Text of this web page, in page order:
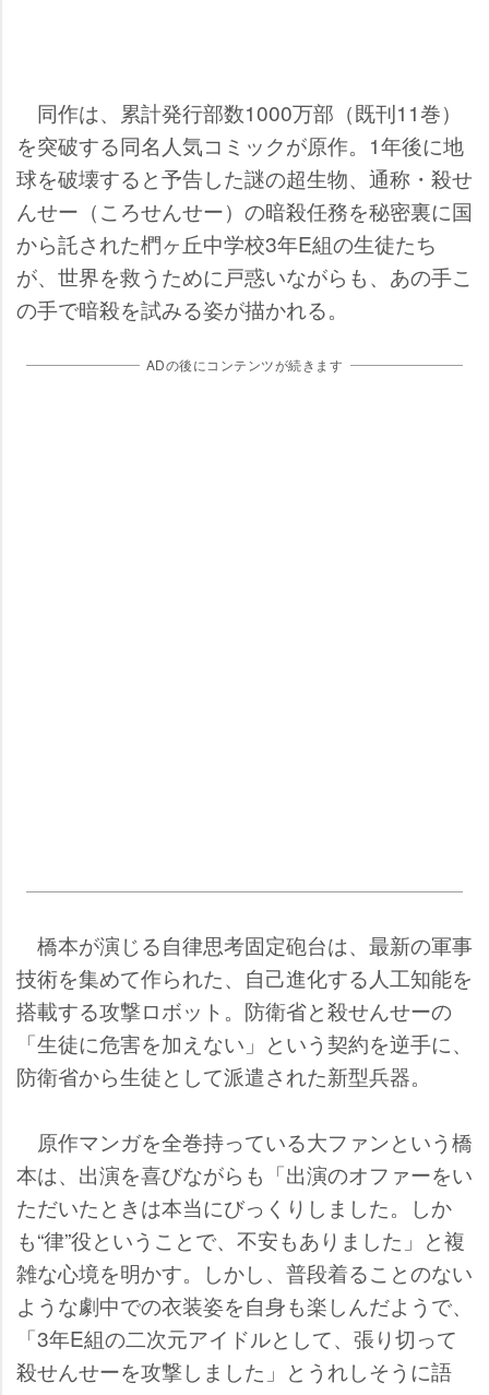
同作は、累計発行部数1000万部（既刊11巻）
を突破する同名人気コミックが原作。1年後に地
球を破壊すると予告した謎の超生物、通称・殺せ
んせー（ころせんせー）の暗殺任務を秘密裏に国
から託された椚ヶ丘中学校3年E組の生徒たち
が、世界を救うために戸惑いながらも、あの手こ
の手で暗殺を試みる姿が描かれる。
ADの後にコンテンツが続きます
橋本が演じる自律思考固定砲台は、最新の軍事
技術を集めて作られた、自己進化する人工知能を
搭載する攻撃ロボット。防衛省と殺せんせーの
「生徒に危害を加えない」という契約を逆手に、
防衛省から生徒として派遣された新型兵器。
原作マンガを全巻持っている大ファンという橋
本は、出演を喜びながらも「出演のオファーをい
ただいたときは本当にびっくりしました。しか
も“律”役ということで、不安もありました」と複
雑な心境を明かす。しかし、普段着ることのない
ような劇中での衣装姿を自身も楽しんだようで、
「3年E組の二次元アイドルとして、張り切って
殺せんせーを攻撃しました」とうれしそうに語